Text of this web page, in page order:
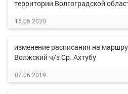
территории Волгоградской
15.05.2020
изменение расписания на
Волжский ч/з Ср. Ахтубу
07.06.2019